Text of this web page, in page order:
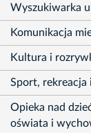
Wyszukiwarka
Komunikacja
Kultura i
Sport, rekreacja
Opieka nad
oświata i